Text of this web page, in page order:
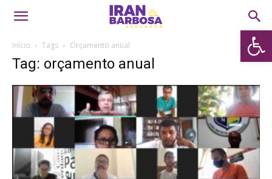
Abrir
Início Tags Orçamento anual
Tag: orçamento anual